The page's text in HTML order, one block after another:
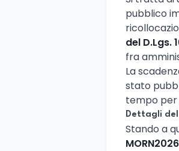
pubblico
del D.Lgs.
fra
La
stato
tempo per
Dettagli
Stando a